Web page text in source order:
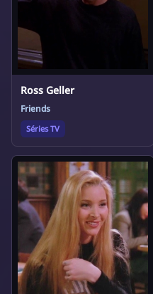
Ross Geller
Friends
Séries TV